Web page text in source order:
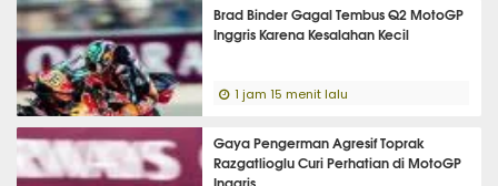
Brad Binder Gagal Tembus Q2 MotoGP
Inggris Karena Kesalahan Kecil
1 jam 15 menit lalu
Gaya Pengerman Agresif Toprak
Razgatlioglu Curi Perhatian di MotoGP